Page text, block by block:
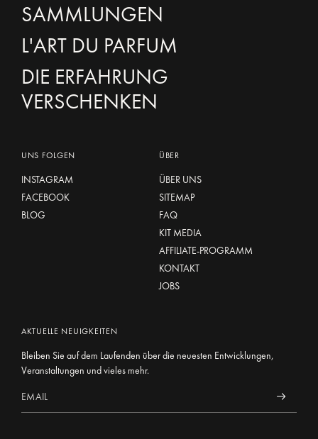
SAMMLUNGEN
L'ART DU PARFUM
DIE ERFAHRUNG
VERSCHENKEN
UNS FOLGEN
INSTAGRAM
FACEBOOK
BLOG
ÜBER
ÜBER UNS
SITEMAP
FAQ
KIT MEDIA
AFFILIATE-PROGRAMM
KONTAKT
JOBS
AKTUELLE NEUIGKEITEN
Bleiben Sie auf dem Laufenden über die neuesten Entwicklungen,
Veranstaltungen und vieles mehr.